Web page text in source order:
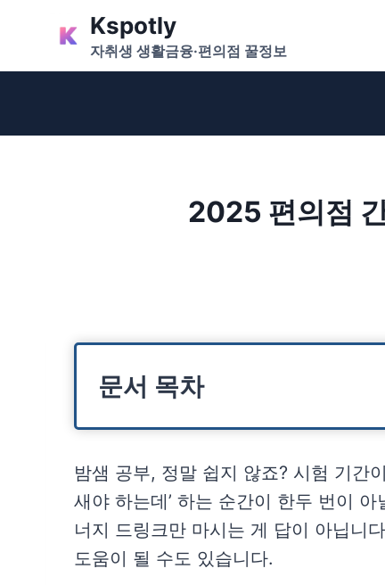
content
Kspotly
자취생 생활금융·편의점 꿀정보
2025 편의점
문서 목차
밤샘 공부, 정말 쉽지 않죠? 시험 기간
새야 하는데’ 하는 순간이 한두 번이
너지 드링크만 마시는 게 답이 아닙니
도움이 될 수도 있습니다.